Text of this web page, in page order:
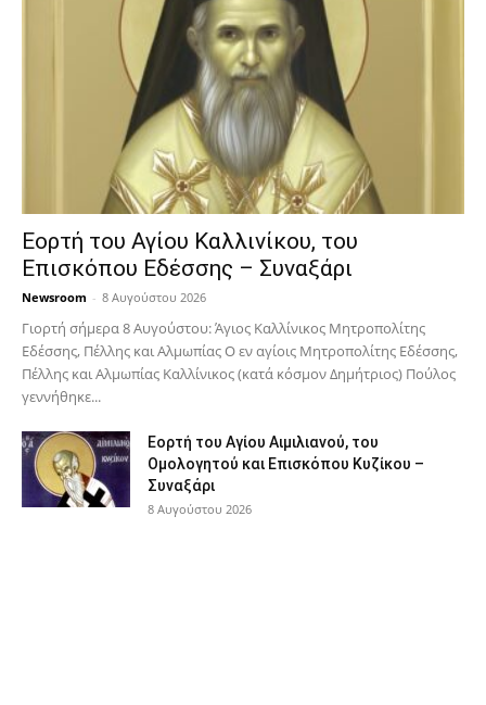
Εορτή του Αγίου Καλλινίκου, του
Επισκόπου Εδέσσης – Συναξάρι
Newsroom - 8 Αυγούστου 2026
Γιορτή σήμερα 8 Αυγούστου: Άγιος Καλλίνικος Μητροπολίτης
Εδέσσης, Πέλλης και Αλμωπίας Ο εν αγίοις Μητροπολίτης Εδέσσης,
Πέλλης και Αλμωπίας Καλλίνικος (κατά κόσμον Δημήτριος) Πούλος
γεννήθηκε...
Εορτή του Αγίου Αιμιλιανού, του
Ομολογητού και Επισκόπου Κυζίκου –
Συναξάρι
8 Αυγούστου 2026